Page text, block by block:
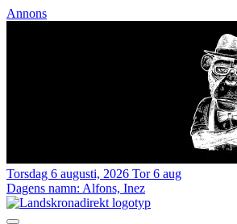
Annons
Torsdag 6 augusti, 2026 Tor 6 aug
Dagens namn: Alfons, Inez